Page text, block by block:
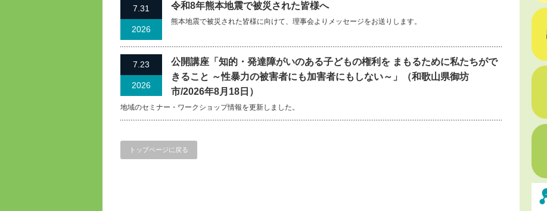
7.31
2026
令和8年熊本地震で被災された皆様へ
熊本地震で被災された皆様に向けて、理事会よりメッセージをお送りします。
7.23
2026
公開講座「知的・発達障がいのある子どもの権利を まもるために私たちがで
きること ～性暴力の被害者にも加害者にもしない～」（和歌山県御坊
市/2026年8月18日）
地域のセミナー・ワークショップ情報を更新しました。
トップページに戻る